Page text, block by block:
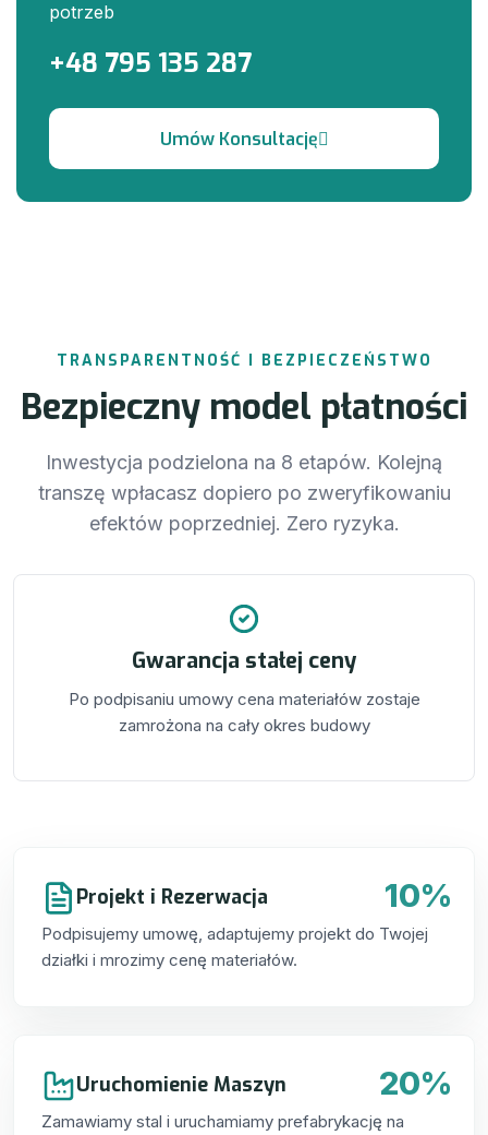
potrzeb
+48 795 135 287
TRANSPARENTNOŚĆ I BEZPIECZEŃSTWO
Bezpieczny model płatności
Inwestycja podzielona na 8 etapów. Kolejną
transzę wpłacasz dopiero po zweryfikowaniu
efektów poprzedniej. Zero ryzyka.
Gwarancja stałej ceny
Po podpisaniu umowy cena materiałów zostaje
zamrożona na cały okres budowy
10%
Projekt i Rezerwacja
Podpisujemy umowę, adaptujemy projekt do Twojej
działki i mrozimy cenę materiałów.
20%
Uruchomienie Maszyn
Zamawiamy stal i uruchamiamy prefabrykację na